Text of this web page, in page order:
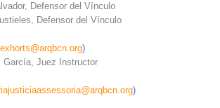
Defensor del Vínculo
Defensor del Vínculo
)
García, Juez Instructor
)